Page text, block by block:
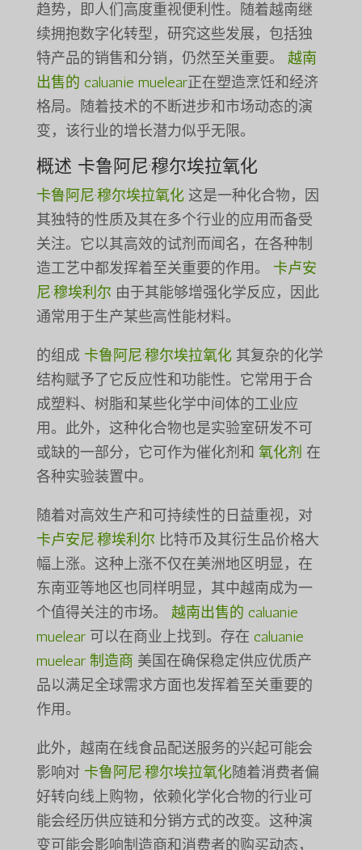
趋势，即人们高度重视便利性。随着越南继
续拥抱数字化转型，研究这些发展，包括独
特产品的销售和分销，仍然至关重要。 越南
出售的 caluanie muelear正在塑造烹饪和经济
格局。随着技术的不断进步和市场动态的演
变，该行业的增长潜力似乎无限。
概述 卡鲁阿尼·穆尔埃拉氧化
卡鲁阿尼·穆尔埃拉氧化这是一种化合物，因
其独特的性质及其在多个行业的应用而备受
关注。它以其高效的试剂而闻名，在各种制
造工艺中都发挥着至关重要的作用。 卡卢安
尼·穆埃利尔 由于其能够增强化学反应，因此
通常用于生产某些高性能材料。
的组成 卡鲁阿尼·穆尔埃拉氧化其复杂的化学
结构赋予了它反应性和功能性。它常用于合
成塑料、树脂和某些化学中间体的工业应
用。此外，这种化合物也是实验室研发不可
或缺的一部分，它可作为催化剂和 氧化剂 在
各种实验装置中。
随着对高效生产和可持续性的日益重视，对
卡卢安尼·穆埃利尔 比特币及其衍生品价格大
幅上涨。这种上涨不仅在美洲地区明显，在
东南亚等地区也同样明显，其中越南成为一
个值得关注的市场。 越南出售的 caluanie
muelear可以在商业上找到。存在 caluanie
muelear 制造商 美国在确保稳定供应优质产
品以满足全球需求方面也发挥着至关重要的
作用。
此外，越南在线食品配送服务的兴起可能会
影响对卡鲁阿尼·穆尔埃拉氧化随着消费者偏
好转向线上购物，依赖化学化合物的行业可
能会经历供应链和分销方式的改变。这种演
变可能会影响制造商和消费者的购买动态，